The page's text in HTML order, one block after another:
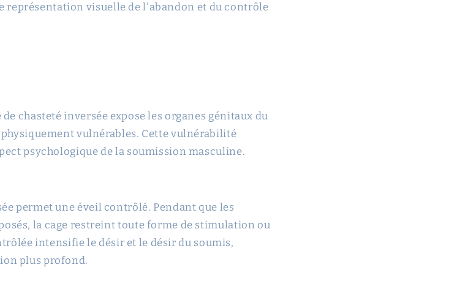
représentation visuelle de l'abandon et du contrôle
de chasteté inversée expose les organes génitaux du
vulnérables. Cette vulnérabilité
psychologique de la soumission masculine.
permet une éveil contrôlé. Pendant que les
la cage restreint toute forme de stimulation ou
intensifie le désir et le désir du soumis,
plus profond.